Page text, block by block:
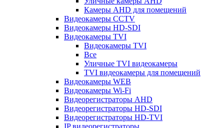
Камеры AHD для помещений
Видеокамеры CCTV
Видеокамеры HD-SDI
Видеокамеры TVI
Видеокамеры TVI
Все
Уличные TVI видеокамеры
TVI видеокамеры для помещений
Видеокамеры WEB
Видеокамеры Wi-Fi
Видеорегистраторы AHD
Видеорегистраторы HD-SDI
Видеорегистраторы HD-TVI
IP видеорегистраторы